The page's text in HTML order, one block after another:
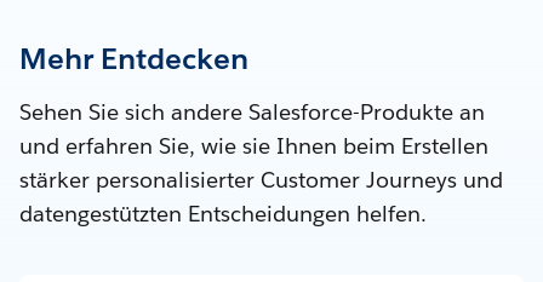
Mehr Entdecken
Sehen Sie sich andere Salesforce-Produkte an
und erfahren Sie, wie sie Ihnen beim Erstellen
stärker personalisierter Customer Journeys und
datengestützten Entscheidungen helfen.